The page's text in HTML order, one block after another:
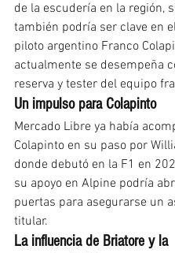
de la escudería en la región,
también podría ser clave en
piloto argentino Franco
actualmente se desempeña
reserva y tester del equipo
Un impulso para Colapinto
Mercado Libre ya había
Colapinto en su paso por
donde debutó en la F1 en
su apoyo en Alpine podría
puertas para asegurarse un
titular.
La influencia de Briatore y la